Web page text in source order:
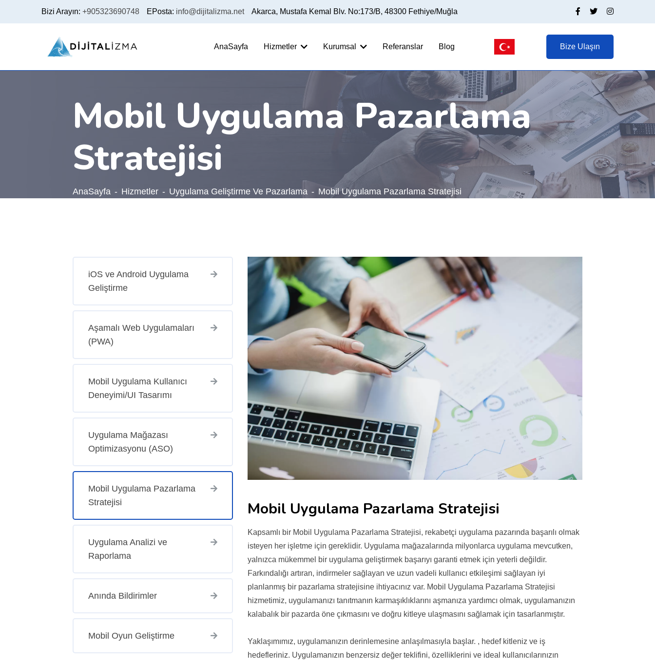
Bizi Arayın: +905323690748 EPosta: info@dijitalizma.net Akarca, Mustafa Kemal Blv. No:173/B, 48300 Fethiye/Muğla
AnaSayfa Hizmetler Kurumsal Referanslar Blog Bize Ulaşın
Mobil Uygulama Pazarlama
Stratejisi
AnaSayfa Hizmetler Uygulama Geliştirme Ve Pazarlama Mobil Uygulama Pazarlama Stratejisi
iOS ve Android Uygulama
Geliştirme
Aşamalı Web Uygulamaları
(PWA)
Mobil Uygulama Kullanıcı
Deneyimi/UI Tasarımı
Uygulama Mağazası
Optimizasyonu (ASO)
Mobil Uygulama Pazarlama
Stratejisi
Uygulama Analizi ve
Raporlama
Anında Bildirimler
Mobil Oyun Geliştirme
Mobil Uygulama Pazarlama Stratejisi
Kapsamlı bir Mobil Uygulama Pazarlama Stratejisi, rekabetçi uygulama pazarında başarılı olmak
isteyen her işletme için gereklidir. Uygulama mağazalarında milyonlarca uygulama mevcutken,
yalnızca mükemmel bir uygulama geliştirmek başarıyı garanti etmek için yeterli değildir.
Farkındalığı artıran, indirmeler sağlayan ve uzun vadeli kullanıcı etkileşimi sağlayan iyi
planlanmış bir pazarlama stratejisine ihtiyacınız var. Mobil Uygulama Pazarlama Stratejisi
hizmetimiz, uygulamanızı tanıtmanın karmaşıklıklarını aşmanıza yardımcı olmak, uygulamanızın
kalabalık bir pazarda öne çıkmasını ve doğru kitleye ulaşmasını sağlamak için tasarlanmıştır.
Yaklaşımımız, uygulamanızın derinlemesine anlaşılmasıyla başlar. , hedef kitleniz ve iş
hedefleriniz. Uygulamanızın benzersiz değer teklifini, özelliklerini ve ideal kullanıcılarınızın